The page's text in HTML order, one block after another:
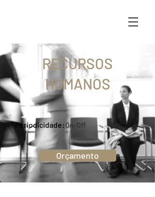
RECURSOS
HUMANOS
Periodicidade: On-Off
Orçamento